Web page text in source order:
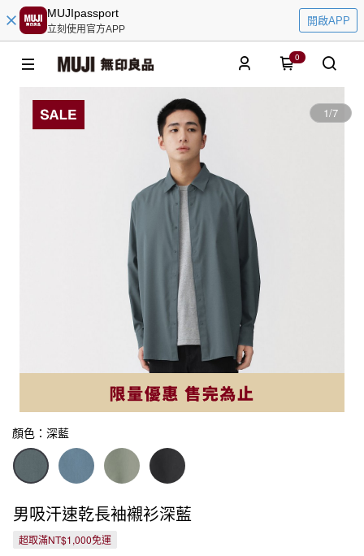
MUJIpassport
立刻使用官方APP
開啟APP
0
1/7
顏色：深藍
男吸汗速乾長袖襯衫深藍
超取滿NT$1,000免運